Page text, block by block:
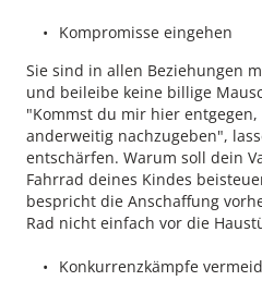
Kompromisse eingehen
Sie sind in allen Beziehungen
und beileibe keine billige
"Kommst du mir hier
anderweitig nachzugeben",
entschärfen. Warum soll dein
Fahrrad deines Kindes
bespricht die Anschaffung
Rad nicht einfach vor die
Konkurrenzkämpfe